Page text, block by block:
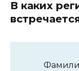
В каких